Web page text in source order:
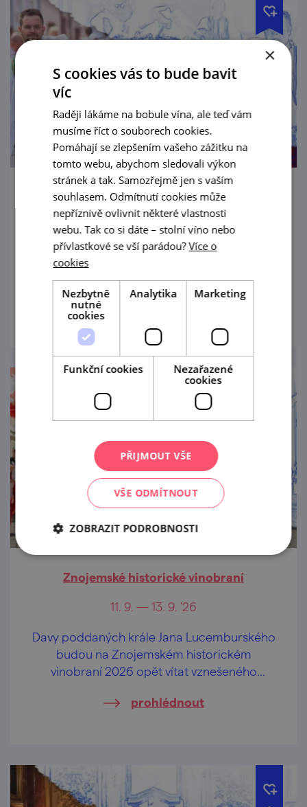
Pálavské vinobraní
11. 9. — 13. 9. '26
Mikulov, město s vůní jihu, vás zve na
prohlédnout
Znojemské historické vinobraní
11. 9. — 13. 9. '26
Davy poddaných krále Jana Lucemburského
budou na Znojemském historickém
vinobraní 2026 opět vítat vznešeného
oslavovat jiskřivé víno, lahodný burčák a
prohlédnout
×
S cookies vás to bude bavit
víc
Raději lákáme na bobule vína, ale teď vám
musíme říct o souborech cookies.
Pomáhají se zlepšením vašeho zážitku na
tomto webu, abychom sledovali výkon
stránek a tak. Samozřejmě jen s vaším
souhlasem. Odmítnutí cookies může
nepříznivě ovlivnit některé vlastnosti
webu. Tak co si dáte – stolní víno nebo
přívlastkové se vší parádou?Více o
cookies
Nezbytně
nutné
cookies
Analytika Marketing
Funkční cookies
Nezařazené
cookies
PŘIJMOUT VŠE
VŠE ODMÍTNOUT
ZOBRAZIT PODROBNOSTI